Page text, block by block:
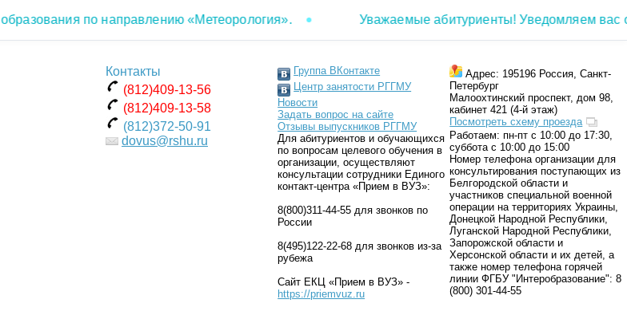
по направлению «Метеорология». Уважаемые абитуриенты! Уведомляем вас о
Контакты
(812)409-13-56
(812)409-13-58
(812)372-50-91
dovus@rshu.ru
Группа ВКонтакте
Центр занятости РГГМУ
Новости
Задать вопрос на сайте
Отзывы выпускников РГГМУ
Для абитуриентов и обучающихся
по вопросам целевого обучения в
организации, осуществляют
консультации сотрудники Единого
контакт-центра «Прием в ВУЗ»:
8(800)311-44-55 для звонков по
России
8(495)122-22-68 для звонков из-за
рубежа
Сайт ЕКЦ «Прием в ВУЗ» -
https://priemvuz.ru
Адрес: 195196 Россия, Санкт-
Петербург
Малоохтинский проспект, дом 98,
кабинет 421 (4-й этаж)
Посмотреть cхему проезда
Работаем: пн-пт с 10:00 до 17:30,
суббота с 10:00 до 15:00
Номер телефона организации для
консультирования поступающих из
Белгородской области и
участников специальной военной
операции на территориях Украины,
Донецкой Народной Республики,
Луганской Народной Республики,
Запорожской области и
Херсонской области и их детей, а
также номер телефона горячей
линии ФГБУ "Интеробразование": 8
(800) 301-44-55